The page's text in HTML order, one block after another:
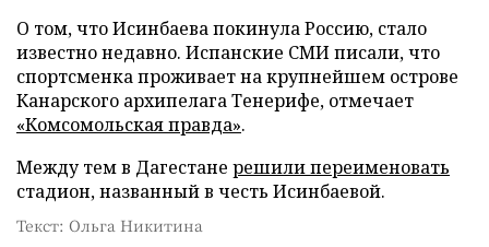
О том, что Исинбаева покинула Россию, стало
известно недавно. Испанские СМИ писали, что
спортсменка проживает на крупнейшем острове
Канарского архипелага Тенерифе, отмечает
«Комсомольская правда».
Между тем в Дагестане решили переименовать
стадион, названный в честь Исинбаевой.
Текст: Ольга Никитина